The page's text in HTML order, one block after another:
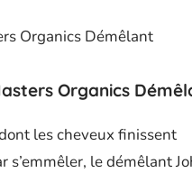
Organics Démêlant
Organics
les cheveux finissent
s’emmêler, le démêlant